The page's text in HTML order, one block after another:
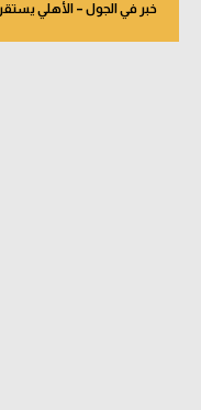
خبر في الجول – الأهلي